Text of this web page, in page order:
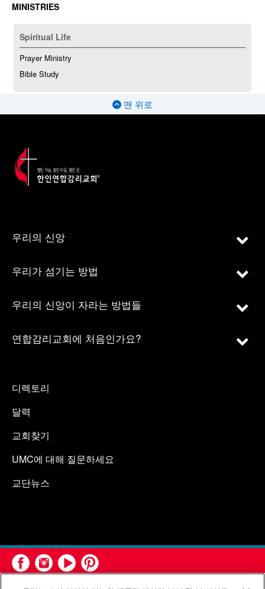
MINISTRIES
Spiritual Life
Prayer Ministry
Bible Study
맨 위로
우리의 신앙
우리가 섬기는 방법
우리의 신앙이 자라는 방법들
연합감리교회에 처음인가요?
디렉토리
달력
교회찾기
UMC에 대해 질문하세요
교단뉴스